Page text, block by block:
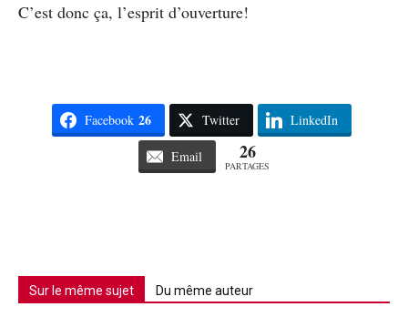
C’est donc ça, l’esprit d’ouverture!
Facebook 26 Twitter LinkedIn
Email 26
PARTAGES
Sur le même sujet Du même auteur